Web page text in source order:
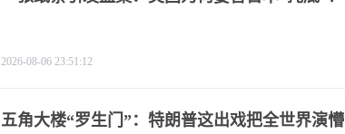
2026-08-06 23:51:12
五角大楼“罗生门”：特朗普这出戏把全世界演懵